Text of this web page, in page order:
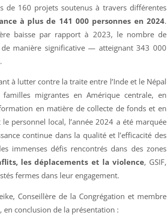
de 160 projets soutenus à travers différentes
à plus de 141 000 personnes en 2024.
baisse par rapport à 2023, le nombre de
manière significative — atteignant 343 000
à lutter contre la traite entre l’Inde et le Népal
migrantes en Amérique centrale, en
en matière de collecte de fonds et en
personnel local, l’année 2024 a été marquée
continue dans la qualité et l’efficacité des
immenses défis rencontrés dans des zones
les déplacements et la violence, GSIF,
fermes dans leur engagement.
Conseillère de la Congrégation et membre
en conclusion de la présentation :